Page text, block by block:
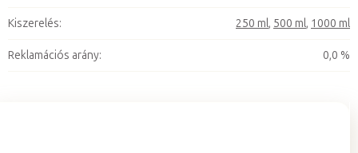
Kiszerelés: 250 ml, 500 ml, 1000 ml
Reklamációs arány: 0,0 %